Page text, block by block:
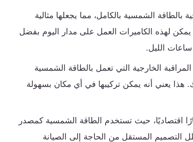
بالطاقة الشمسية بالكامل، مما يجعلها مثالية
يمكن لهذه الكاميرات العمل على مدار اليوم بفضل
ساعات الليل.
الخارجية التي تعمل بالطاقة الشمسية
هذا يعني أنه يمكن تركيبها في أي مكان بسهولة
اقتصاديًا، حيث تستخدم الطاقة الشمسية كمصدر
التصميم المستقل من الحاجة إلى الصيانة